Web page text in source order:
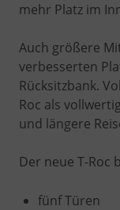
mehr Platz im
Auch größere
verbesserten
Rücksitzbank.
Roc als
und längere
Der neue T-Roc
fünf Türen